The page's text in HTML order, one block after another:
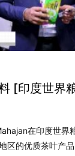
[印度世界
在印度世界
区的优质茶叶产